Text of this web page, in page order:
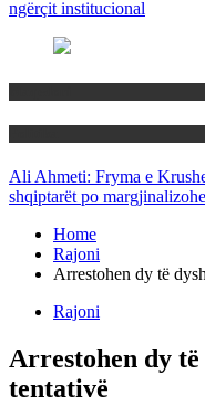
ngërçit institucional
Ali Ahmeti: Fryma e
shqiptarët po
Home
Rajoni
Arrestohen dy të
Rajoni
Arrestohen dy
tentativë